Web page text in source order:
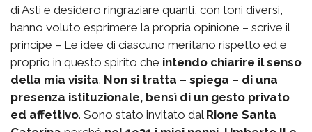
di Asti e desidero ringraziare quanti, con toni diversi,
hanno voluto esprimere la propria opinione – scrive il
principe – Le idee di ciascuno meritano rispetto ed è
proprio in questo spirito che intendo chiarire il senso
della mia visita. Non si tratta – spiega – di una
presenza istituzionale, bensì di un gesto privato
ed affettivo. Sono stato invitato dal Rione Santa